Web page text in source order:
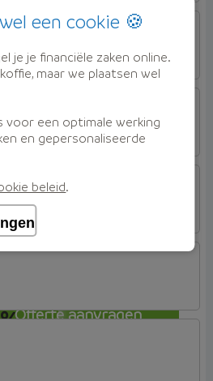
Offerte aanvragen
Offerte aanvragen
Offerte aanvragen
een cookie 🍪
je je financiële zaken online.
maar we plaatsen wel
voor een optimale werking
en gepersonaliseerde
beleid.